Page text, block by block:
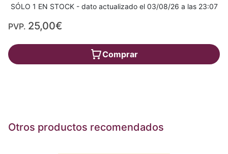
SÓLO 1 EN STOCK - dato actualizado el 03/08/26 a las 23:07
PVP. 25,00€
Comprar
Otros productos recomendados